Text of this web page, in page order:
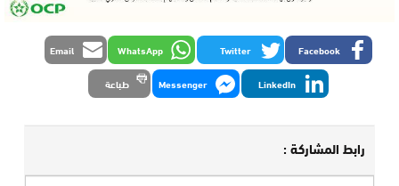
Facebook
Twitter
WhatsApp
Email
LinkedIn
Messenger طباعة
رابط المشاركة :